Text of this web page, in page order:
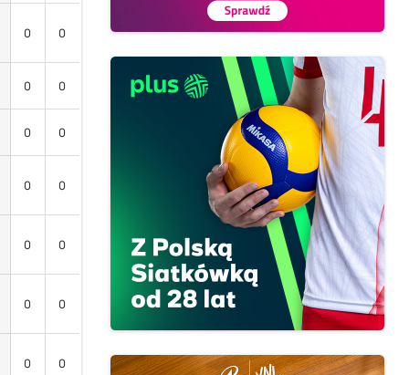
0 0
0 0
0 0
0 0
0 0
0 0
0 0